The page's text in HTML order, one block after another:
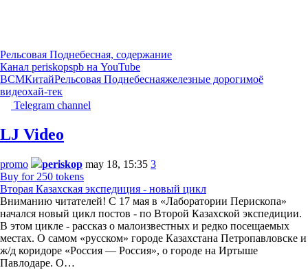
Рельсовая Поднебесная, содержание
Канал periskopspb на YouTube
ВСМКитайРельсовая Поднебеснаяжелезные дорогимоё
видеохай-тек
Telegram channel
LJ Video
promo periskop may 18, 15:35 3
Buy for 250 tokens
Вторая Казахская экспедиция - новый цикл
Вниманию читателей! С 17 мая в «Лаборатории Перископа»
начался новый цикл постов - по Второй Казахской экспедиции.
В этом цикле - рассказ о малоизвестных и редко посещаемых
местах. О самом «русском» городе Казахстана Петропавловске и
ж/д коридоре «Россия — Россия», о городе на Иртыше
Павлодаре. О…